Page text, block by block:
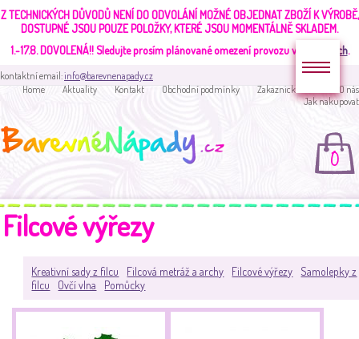
Z TECHNICKÝCH DŮVODŮ NENÍ DO ODVOLÁNÍ MOŽNÉ OBJEDNAT ZBOŽÍ K VÝROBĚ,
DOSTUPNÉ JSOU POUZE POLOŽKY, KTERÉ JSOU MOMENTÁLNĚ SKLADEM.
1.-17.8. DOVOLENÁ!!Sledujte prosím plánované omezení provozu v aktualitách.
kontaktní email:info@barevnenapady.cz
Home
Aktuality Kontakt Obchodní podmínky Zakaznická sekce
O nás
Jak nakupovat
0
Filcové výřezy
Kreativní sady z filcu Filcová metráž a archy Filcové výřezy
Samolepky z
filcu
Ovčí vlna Pomůcky